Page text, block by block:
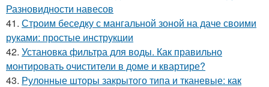
Разновидности навесов
41. Строим беседку с мангальной зоной на даче своими
руками: простые инструкции
42. Установка фильтра для воды. Как правильно
монтировать очистители в доме и квартире?
43. Рулонные шторы закрытого типа и тканевые: как